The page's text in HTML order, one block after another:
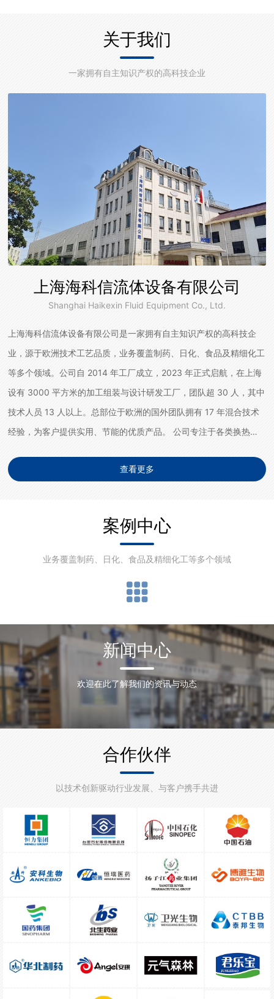
关于我们
一家拥有自主知识产权的高科技企业
上海海科信流体设备有限公司
Shanghai Haikexin Fluid Equipment Co., Ltd.
上海海科信流体设备有限公司是一家拥有自主知识产权的高科技企
业，源于欧洲技术工艺品质，业务覆盖制药、日化、食品及精细化工
等多个领域。公司自 2014 年工厂成立，2023 年正式启航，在上海
设有 3000 平方米的加工组装与设计研发工厂，团队超 30 人，其中
技术人员 13 人以上。总部位于欧洲的国外团队拥有 17 年混合技术
经验，为客户提供实用、节能的优质产品。 公司专注于各类换热器
式换热、医药无菌双管板换热等多种类型，核心材料源自欧洲，引进
查看更多
案例中心
业务覆盖制药、日化、食品及精细化工等多个领域
新闻中心
欢迎在此了解我们的资讯与动态
合作伙伴
以技术创新驱动行业发展、与客户携手共进